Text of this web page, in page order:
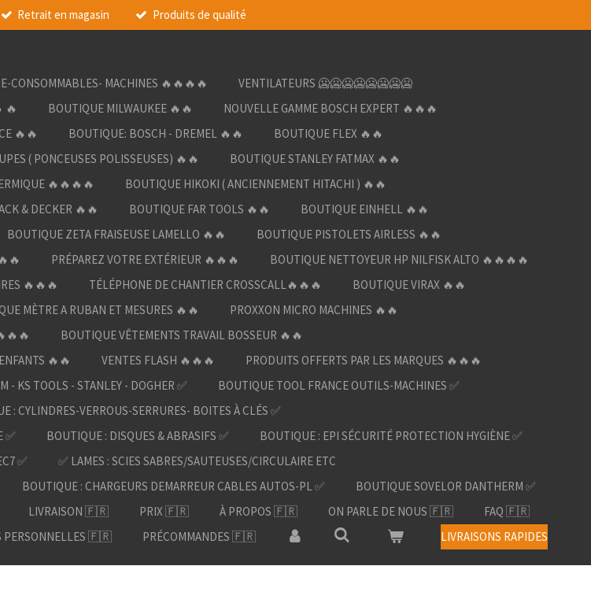
Retrait en magasin Produits de qualité
CONSOMMABLES- MACHINES 🔥🔥🔥🔥
VENTILATEURS 🥶🥶🥶🥶🥶🥶🥶🥶
🔥 BOUTIQUE MILWAUKEE 🔥🔥
NOUVELLE GAMME BOSCH EXPERT 🔥🔥🔥
🔥🔥 BOUTIQUE: BOSCH - DREMEL 🔥🔥
BOUTIQUE FLEX 🔥🔥
( PONCEUSES POLISSEUSES) 🔥🔥
BOUTIQUE STANLEY FATMAX 🔥🔥
🔥🔥🔥🔥
BOUTIQUE HIKOKI ( ANCIENNEMENT HITACHI ) 🔥🔥
& DECKER 🔥🔥 BOUTIQUE FAR TOOLS 🔥🔥
BOUTIQUE EINHELL 🔥🔥
BOUTIQUE ZETA FRAISEUSE LAMELLO 🔥🔥
BOUTIQUE PISTOLETS AIRLESS 🔥🔥
PRÉPAREZ VOTRE EXTÉRIEUR 🔥🔥🔥
BOUTIQUE NETTOYEUR HP NILFISK ALTO 🔥🔥🔥🔥
🔥🔥🔥 TÉLÉPHONE DE CHANTIER CROSSCALL🔥🔥🔥
BOUTIQUE VIRAX 🔥🔥
MÈTRE A RUBAN ET MESURES 🔥🔥
PROXXON MICRO MACHINES 🔥🔥
BOUTIQUE VÊTEMENTS TRAVAIL BOSSEUR 🔥🔥
🔥🔥 VENTES FLASH 🔥🔥🔥
PRODUITS OFFERTS PAR LES MARQUES 🔥🔥🔥
- KS TOOLS - STANLEY - DOGHER ✅
BOUTIQUE TOOL FRANCE OUTILS-MACHINES ✅
: CYLINDRES-VERROUS-SERRURES- BOITES À CLÉS ✅
✅ BOUTIQUE : DISQUES & ABRASIFS ✅
BOUTIQUE : EPI SÉCURITÉ PROTECTION HYGIÈNE ✅
✅
✅ LAMES : SCIES SABRES/SAUTEUSES/CIRCULAIRE ETC
BOUTIQUE : CHARGEURS DEMARREUR CABLES AUTOS-PL ✅
BOUTIQUE SOVELOR DANTHERM ✅
LIVRAISON 🇫🇷 PRIX 🇫🇷 À PROPOS 🇫🇷 ON PARLE DE NOUS 🇫🇷
FAQ 🇫🇷
PERSONNELLES 🇫🇷 PRÉCOMMANDES 🇫🇷 LIVRAISONS RAPIDES